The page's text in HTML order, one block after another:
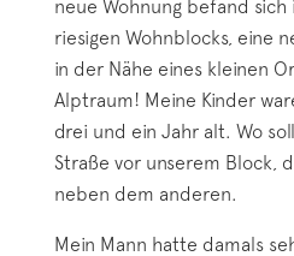
neue Wohnung befand
riesigen Wohnblocks, eine
in der Nähe eines kleinen
Alptraum! Meine Kinder
drei und ein Jahr alt. Wo
Straße vor unserem Block,
neben dem anderen.
Mein Mann hatte damals